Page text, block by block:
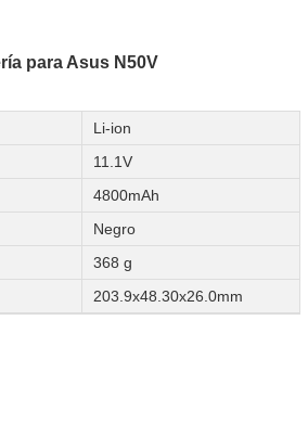
para Asus N50V
Li-ion
11.1V
4800mAh
Negro
368 g
203.9x48.30x26.0mm